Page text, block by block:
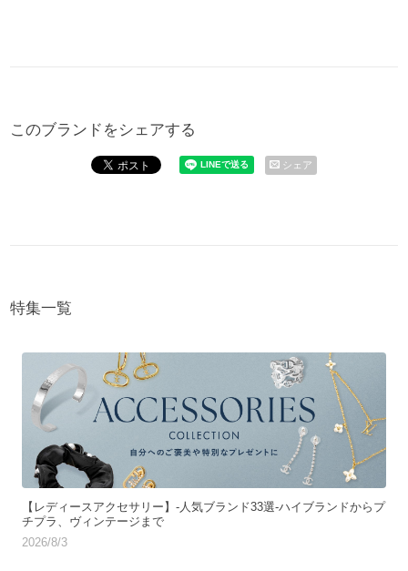
このブランドをシェアする
シェア
特集一覧
【レディースアクセサリー】-人気ブランド33選-ハイブランドからプ
チプラ、ヴィンテージまで
2026/8/3